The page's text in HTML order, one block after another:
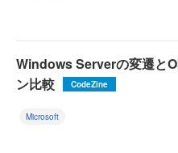
Windows Serverの変遷と
ン比較
CodeZine
Microsoft